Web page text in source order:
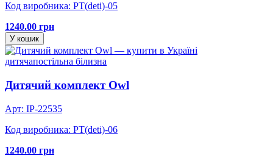
Код виробника: PT(deti)-05
1240.00 грн
У кошик
дитячапостільна білизна
Дитячий комплект Owl
Арт: IP-22535
Код виробника: PT(deti)-06
1240.00 грн